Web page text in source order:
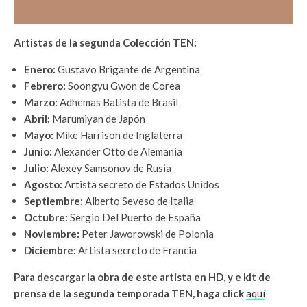
Artistas de la segunda Colección TEN:
Enero: Gustavo Brigante de Argentina
Febrero: Soongyu Gwon de Corea
Marzo: Adhemas Batista de Brasil
Abril: Marumiyan de Japón
Mayo: Mike Harrison de Inglaterra
Junio: Alexander Otto de Alemania
Julio: Alexey Samsonov de Rusia
Agosto: Artista secreto de Estados Unidos
Septiembre: Alberto Seveso de Italia
Octubre: Sergio Del Puerto de España
Noviembre: Peter Jaworowski de Polonia
Diciembre: Artista secreto de Francia
Para descargar la obra de este artista en HD, y e kit de
prensa de la segunda temporada TEN, haga clickaquí